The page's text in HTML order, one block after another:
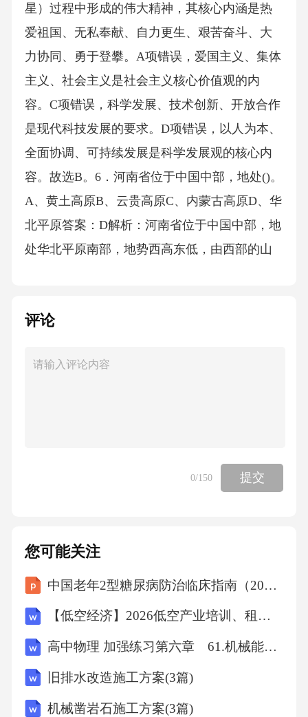
评论
0/150 提交
您可能关注
中国老年2型糖尿病防治临床指南（2026年版）解读课件
【低空经济】2026低空产业培训、租赁、投资、服务一体化方案
高中物理 加强练习第六章 61.机械能守恒定律(B)
旧排水改造施工方案(3篇)
机械凿岩石施工方案(3篇)